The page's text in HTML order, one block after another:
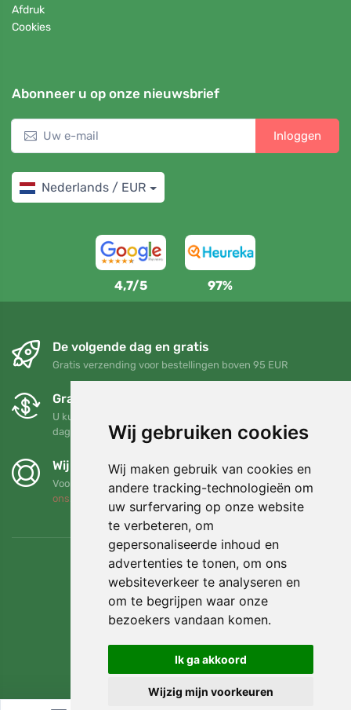
Wij gebruiken cookies
Wij maken gebruik van cookies en
andere tracking-technologieën om
uw surfervaring op onze website
te verbeteren, om
gepersonaliseerde inhoud en
advertenties te tonen, om ons
websiteverkeer te analyseren en
om te begrijpen waar onze
bezoekers vandaan komen.
Ik ga akkoord
Wijzig mijn voorkeuren
Afdruk
Cookies
Abonneer u op onze nieuwsbrief
Inloggen
Nederlands / EUR
4,7/5 97%
De volgende dag en gratis
Gratis verzending voor bestellingen boven 95 EUR
Gratis ruilen en retourneren
U kunt uw bestelling op elk gewenst moment binnen 90
dagen retourneren of ruilen
Wij steunen Trees.org
Voor elke bestelling planten we een boom! Lees meer Over
ons